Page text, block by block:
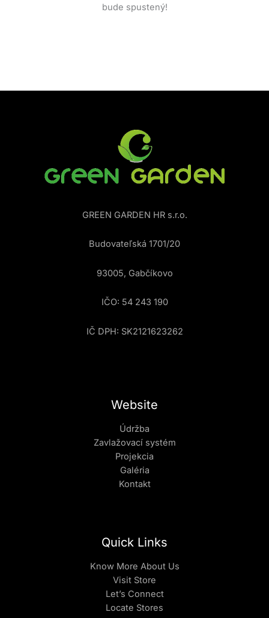
bude spustený!
GREEN GARDEN HR s.r.o.
Budovateľská 1701/20
93005, Gabčíkovo
IČO: 54 243 190
IČ DPH: SK2121623262
Website
Údržba
Zavlažovací systém
Projekcia
Galéria
Kontakt
Quick Links
Know More About Us
Visit Store
Let’s Connect
Locate Stores